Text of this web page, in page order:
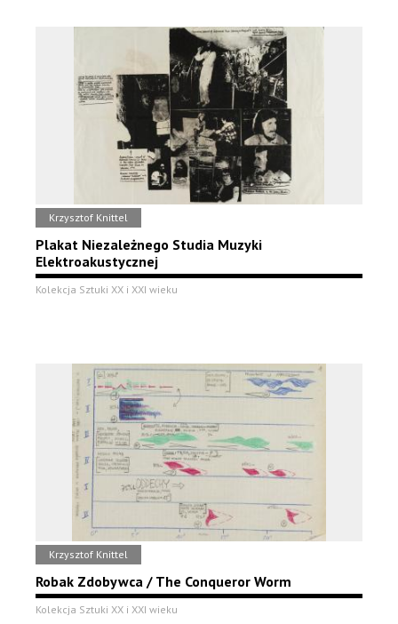
Krzysztof Knittel
Plakat Niezależnego Studia Muzyki
Elektroakustycznej
Kolekcja Sztuki XX i XXI wieku
Krzysztof Knittel
Robak Zdobywca / The Conqueror Worm
Kolekcja Sztuki XX i XXI wieku